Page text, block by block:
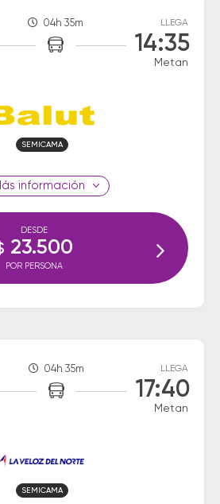
04h 35m LLEGA
14:35
Metan
SEMICAMA
información
DESDE
23.500
POR PERSONA
04h 35m LLEGA
17:40
Metan
SEMICAMA